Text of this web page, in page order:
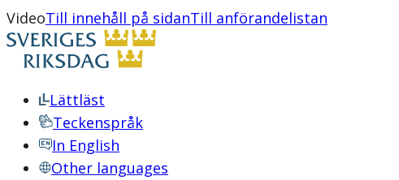
VideoTill innehåll på sidanTill anförandelistan
Lättläst
Teckenspråk
In English
Other languages